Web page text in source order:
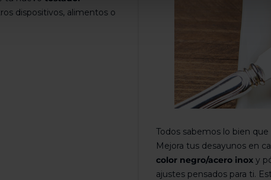
dispositivos, alimentos o
Todos sabemos lo bien
Mejora tus desayunos en
color negro/acero inox y
ajustes pensados para ti.